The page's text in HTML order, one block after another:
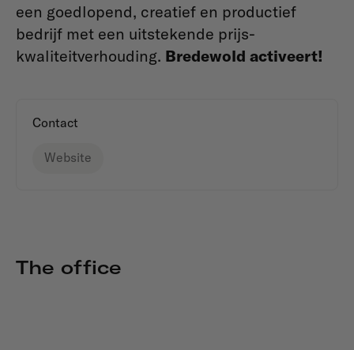
een goedlopend, creatief en productief
bedrijf met een uitstekende prijs-
kwaliteitverhouding. Bredewold activeert!
Contact
Website
The office